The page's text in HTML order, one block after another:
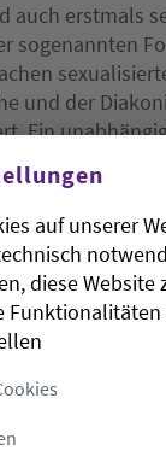
auch erstmals
sogenannten
und der
Ein
von
511 Pfarrer,
Gewalt
betonte,
des
bleibt zu
keine Rolle
Pfarrern und
vor dem Jahr
auf unserer
diese Website
Funktionalitäten